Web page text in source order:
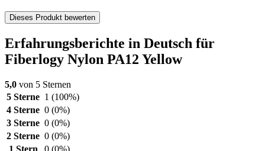
Dieses Produkt bewerten
Erfahrungsberichte in Deutsch für
Fiberlogy Nylon PA12 Yellow
5,0 von 5 Sternen
5 Sterne 1 (100%)
4 Sterne 0 (0%)
3 Sterne 0 (0%)
2 Sterne 0 (0%)